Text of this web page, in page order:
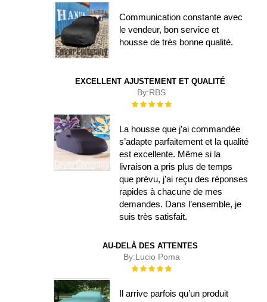
Communication constante avec
le vendeur, bon service et
housse de très bonne qualité.
EXCELLENT AJUSTEMENT ET QUALITÉ
By:RBS
Évaluation :
La housse que j’ai commandée
s’adapte parfaitement et la qualité
est excellente. Même si la
livraison a pris plus de temps
que prévu, j’ai reçu des réponses
rapides à chacune de mes
demandes. Dans l’ensemble, je
suis très satisfait.
AU-DELÀ DES ATTENTES
By:Lucio Poma
Évaluation :
Il arrive parfois qu’un produit